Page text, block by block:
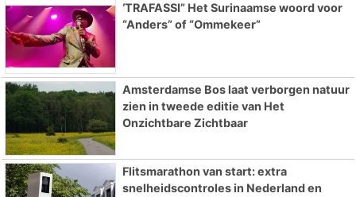
‘TRAFASSI” Het Surinaamse woord voor
“Anders” of “Ommekeer”
Amsterdamse Bos laat verborgen natuur
zien in tweede editie van Het
Onzichtbare Zichtbaar
Flitsmarathon van start: extra
snelheidscontroles in Nederland en